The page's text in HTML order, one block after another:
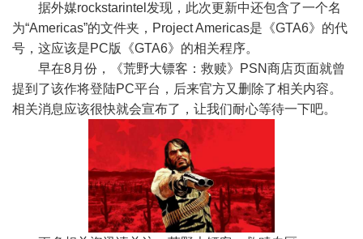
据外媒rockstarintel发现，此次更新中还包含了一个名
为“Americas”的文件夹，Project Americas是《GTA6》的代
号，这应该是PC版《GTA6》的相关程序。
早在8月份，《荒野大镖客：救赎》PSN商店页面就曾
提到了该作将登陆PC平台，后来官方又删除了相关内容。
相关消息应该很快就会宣布了，让我们耐心等待一下吧。